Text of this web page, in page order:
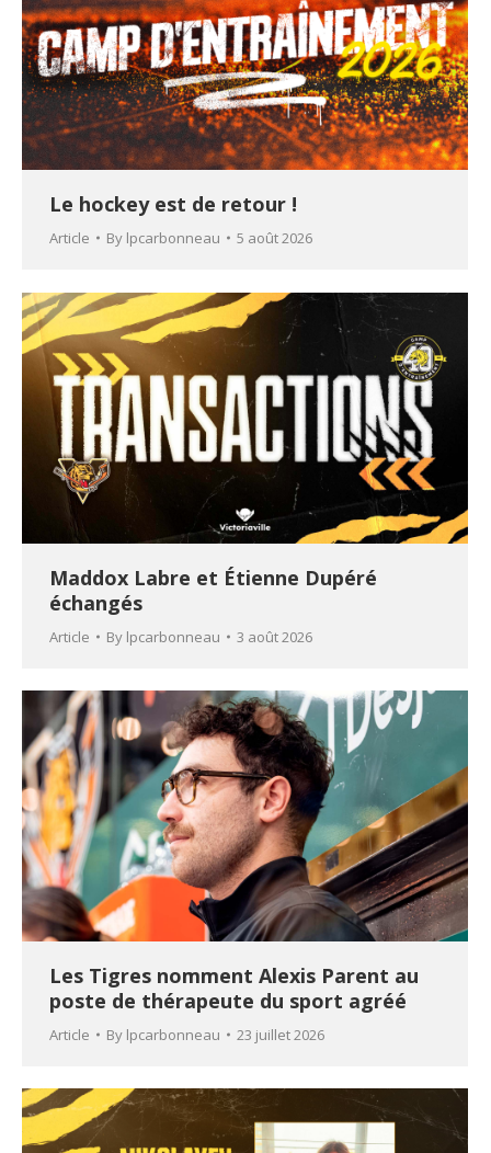
Le hockey est de retour !
Article By lpcarbonneau 5 août 2026
Maddox Labre et Étienne Dupéré
échangés
Article By lpcarbonneau 3 août 2026
Les Tigres nomment Alexis Parent au
poste de thérapeute du sport agréé
Article By lpcarbonneau 23 juillet 2026